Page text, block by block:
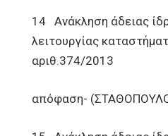
14 Ανάκληση άδειας
λειτουργίας
αριθ.374/2013
απόφαση-